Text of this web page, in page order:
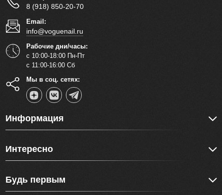
8 (918) 850-20-70
Email:
info@voguenail.ru
Рабочие дни/часы:
с 10:00-18:00 Пн-Пт
с 11:00-16:00 Сб
Мы в соц. сетях:
Информация
Интересно
Будь первым